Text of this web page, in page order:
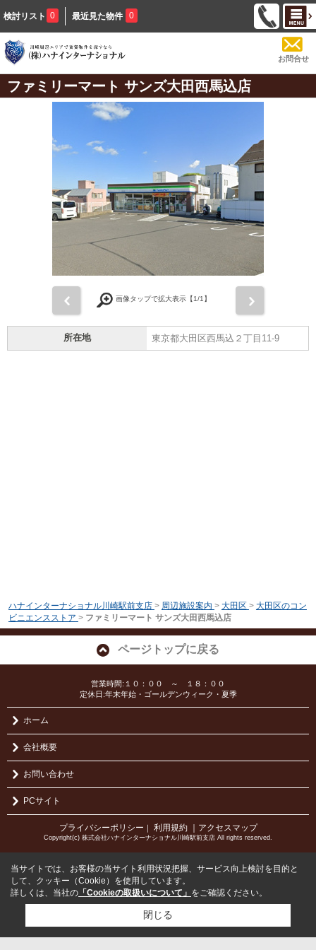
検討リスト 0 最近見た物件 0
お問合せ
ファミリーマート サンズ大田西馬込店
画像タップで拡大表示【1/1】
所在地 東京都大田区西馬込２丁目11-9
ハナインターナショナル川崎駅前支店 > 周辺施設案内 > 大田区 > 大田区のコン
ビニエンスストア > ファミリーマート サンズ大田西馬込店
ページトップに戻る
営業時間:１０：００ ～ １８：００
定休日:年末年始・ゴールデンウィーク・夏季
ホーム
会社概要
お問い合わせ
PCサイト
プライバシーポリシー ｜ 利用規約 ｜アクセスマップ
Copyright(c) 株式会社ハナインターナショナル川崎駅前支店 All rights reserved.
当サイトでは、お客様の当サイト利用状況把握、サービス向上検討を目的と
して、クッキー（Cookie）を使用しています。
詳しくは、当社の 「Cookieの取扱いについて」 をご確認ください。
閉じる